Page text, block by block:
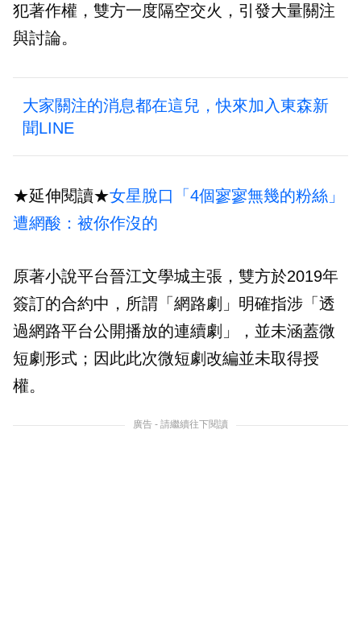
犯著作權，雙方一度隔空交火，引發大量關注
與討論。
大家關注的消息都在這兒，快來加入東森新
聞LINE
★延伸閱讀★女星脫口「4個寥寥無幾的粉絲」
遭網酸：被你作沒的
原著小說平台晉江文學城主張，雙方於2019年
簽訂的合約中，所謂「網路劇」明確指涉「透
過網路平台公開播放的連續劇」，並未涵蓋微
短劇形式；因此此次微短劇改編並未取得授
權。
廣告 - 請繼續往下閱讀